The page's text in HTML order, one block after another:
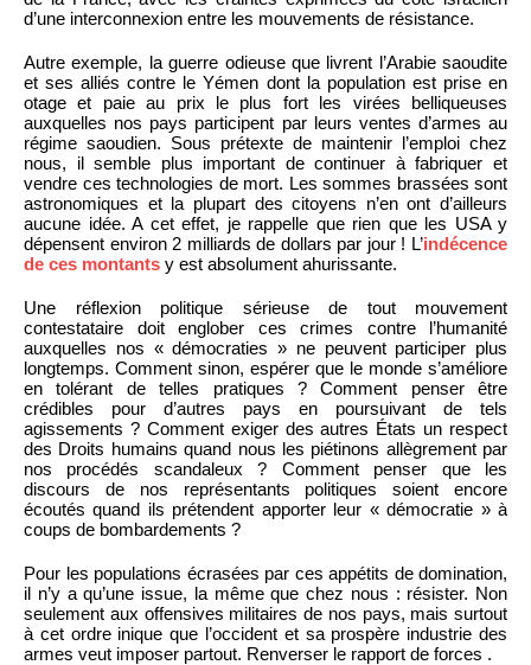
d’une interconnexion entre les mouvements de résistance.
Autre exemple, la guerre odieuse que livrent l’Arabie saoudite
et ses alliés contre le Yémen dont la population est prise en
otage et paie au prix le plus fort les virées belliqueuses
auxquelles nos pays participent par leurs ventes d’armes au
régime saoudien. Sous prétexte de maintenir l’emploi chez
nous, il semble plus important de continuer à fabriquer et
vendre ces technologies de mort. Les sommes brassées sont
astronomiques et la plupart des citoyens n’en ont d’ailleurs
aucune idée. A cet effet, je rappelle que rien que les USA y
dépensent environ 2 milliards de dollars par jour ! L’indécence
de ces montants y est absolument ahurissante.
Une réflexion politique sérieuse de tout mouvement
contestataire doit englober ces crimes contre l’humanité
auxquelles nos « démocraties » ne peuvent participer plus
longtemps. Comment sinon, espérer que le monde s’améliore
en tolérant de telles pratiques ? Comment penser être
crédibles pour d’autres pays en poursuivant de tels
agissements ? Comment exiger des autres États un respect
des Droits humains quand nous les piétinons allègrement par
nos procédés scandaleux ? Comment penser que les
discours de nos représentants politiques soient encore
écoutés quand ils prétendent apporter leur « démocratie » à
coups de bombardements ?
Pour les populations écrasées par ces appétits de domination,
il n’y a qu’une issue, la même que chez nous : résister. Non
seulement aux offensives militaires de nos pays, mais surtout
à cet ordre inique que l’occident et sa prospère industrie des
armes veut imposer partout. Renverser le rapport de forces .